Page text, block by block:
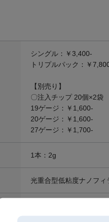
シングル：￥3,400-
トリプルパック：￥
【別売り】
〇注入チップ 20個×2袋
19ゲージ：￥1,600-
20ゲージ：￥1,600-
27ゲージ：￥1,700-
1本：2g
光重合型低粘度ナノフ